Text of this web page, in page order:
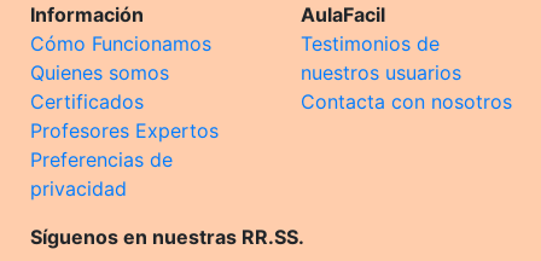
Información
Cómo Funcionamos
Quienes somos
Certificados
Profesores Expertos
Preferencias de
privacidad
AulaFacil
Testimonios de
nuestros usuarios
Contacta con nosotros
Síguenos en nuestras RR.SS.